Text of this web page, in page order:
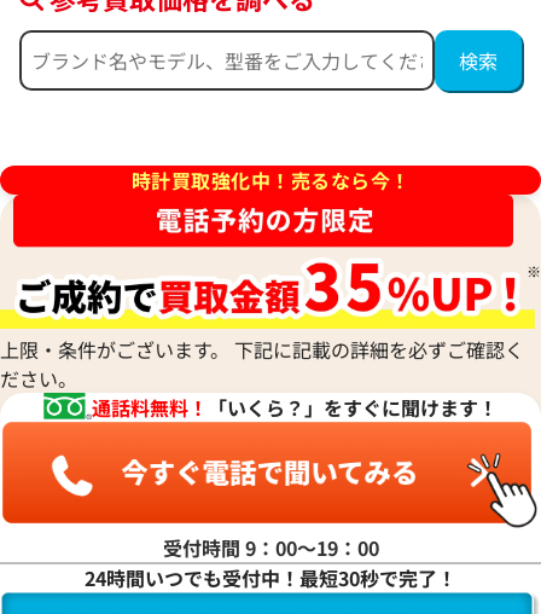
格
日時点の参考買取価格です
参考買取価格
7,380,000
※2026年7月時点の参考買取価
時計買取強化中！売るなら今！
上限・条件がございます。 下記に記載の詳細を必ずご確認く
ださい。
通話料無料！
「いくら？」をすぐに聞けます！
受付時間 9：00〜19：00
24時間いつでも受付中！最短30秒で完了！